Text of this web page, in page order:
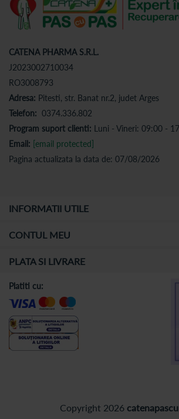
CATENA PHARMA S.R.L.
J2023002710034
RO3008793
Adresa: Pitesti, str. Banat nr.2, judet Arges
Telefon: 0374.336.802
Program suport clienti: Luni - Vineri: 09:00 -
Email: [email protected]
Pagina actualizata la data de: 07/08/2026
INFORMATII UTILE
CONTUL MEU
PLATA SI LIVRARE
Copyright 2026
Platiti cu: